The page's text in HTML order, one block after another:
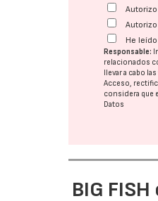
He
Responsable:
relacionados
llevar a cabo
Acceso,
considera que
Datos
BIG